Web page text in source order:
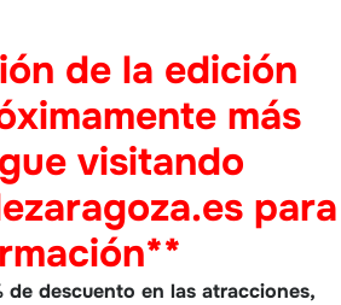
de la edición
más
visitando
para
descuento en las atracciones,